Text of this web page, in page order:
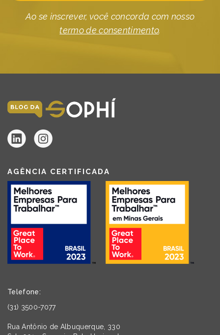
Ao se inscrever, você concorda com nosso
termo de consentimento.
AGÊNCIA CERTIFICADA
Telefone:
(31) 3500-7077
Rua Antônio de Albuquerque, 330